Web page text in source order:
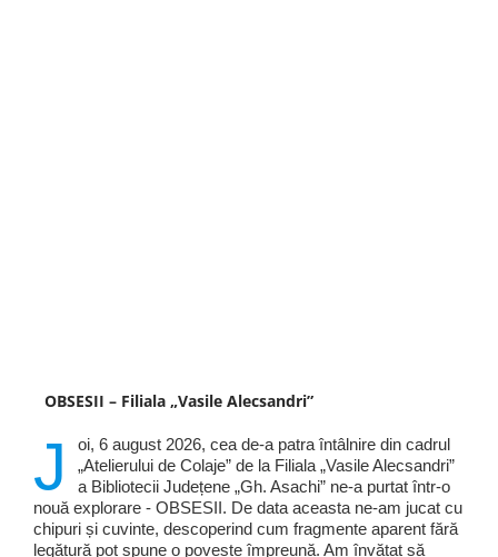
OBSESII – Filiala „Vasile Alecsandri”
J
oi, 6 august 2026, cea de-a patra întâlnire din cadrul
„Atelierului de Colaje” de la Filiala „Vasile Alecsandri”
a Bibliotecii Județene „Gh. Asachi” ne-a purtat într-o
nouă explorare - OBSESII. De data aceasta ne-am jucat cu
chipuri și cuvinte, descoperind cum fragmente aparent fără
legătură pot spune o poveste împreună. Am învățat să